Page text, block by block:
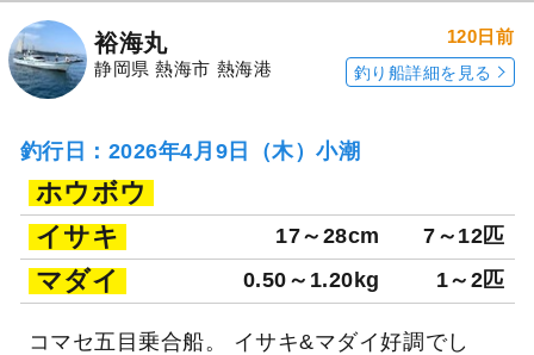
裕海丸
静岡県 熱海市 熱海港
120日前
釣り船詳細を見る
釣行日：2026年4月9日（木）小潮
ホウボウ
イサキ
17～28cm 7～12匹
マダイ 0.50～1.20kg 1～2匹
コマセ五目乗合船。 イサキ&マダイ好調でし